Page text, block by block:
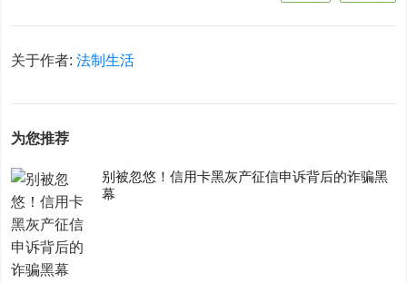
关于作者:法制生活
为您推荐
别被忽悠！信用卡黑灰产征信申诉背后的诈骗黑
幕